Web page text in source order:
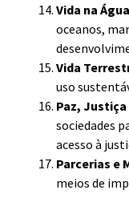
Vida na
oceanos,
Vida
uso
Paz,
sociedades
acesso à
Parcerias e
meios de